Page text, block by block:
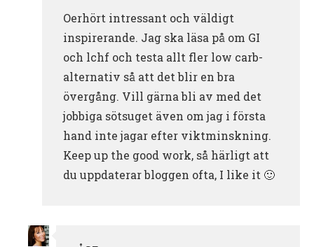
Oerhört intressant och väldigt
inspirerande. Jag ska läsa på om GI
och lchf och testa allt fler low carb-
alternativ så att det blir en bra
övergång. Vill gärna bli av med det
jobbiga sötsuget även om jag i första
hand inte jagar efter viktminskning.
Keep up the good work, så härligt att
du uppdaterar bloggen ofta, I like it 🙂